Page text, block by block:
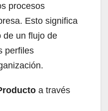
procesos
Esto significa
de un flujo de
perfiles
a través